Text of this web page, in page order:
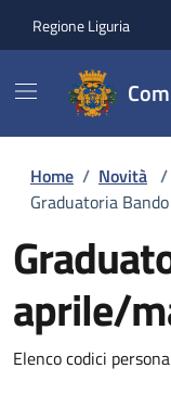
Regione Liguria
Home / Novità /
Graduatoria
aprile/
Dettagli
Elenco codici